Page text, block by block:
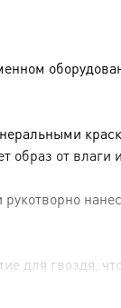
образ от влаги
для гвоздя,